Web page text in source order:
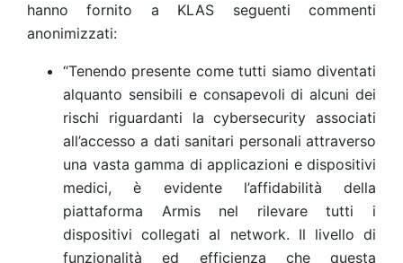
hanno fornito a KLAS seguenti commenti
anonimizzati:
“Tenendo presente come tutti siamo diventati
alquanto sensibili e consapevoli di alcuni dei
rischi riguardanti la cybersecurity associati
all’accesso a dati sanitari personali attraverso
una vasta gamma di applicazioni e dispositivi
medici, è evidente l’affidabilità della
piattaforma Armis nel rilevare tutti i
dispositivi collegati al network. Il livello di
funzionalità ed efficienza che questa